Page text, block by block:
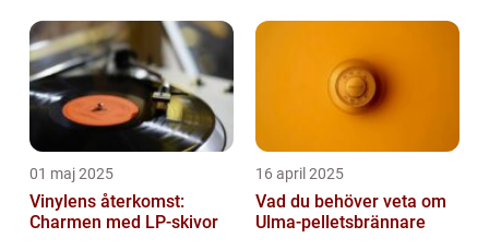
01 maj 2025
Vinylens återkomst:
Charmen med LP-skivor
16 april 2025
Vad du behöver veta om
Ulma-pelletsbrännare